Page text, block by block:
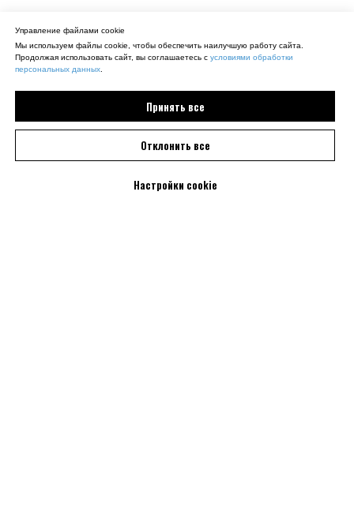
Управление файлами cookie
Мы используем файлы cookie, чтобы обеспечить наилучшую работу сайта.
Продолжая использовать сайт, вы соглашаетесь с условиями обработки
персональных данных
Принять все
Отклонить все
Настройки cookie